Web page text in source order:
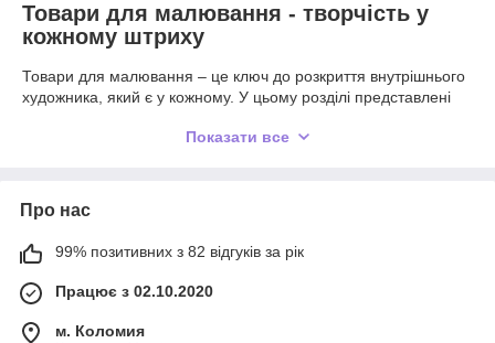
Товари для малювання - творчість у
кожному штриху
Товари для малювання – це ключ до розкриття внутрішнього
художника, який є у кожному. У цьому розділі представлені
чи досвідчений майстер. Тут ви знайдете все, що потрібно
картини, даруючи радість процесу та можливість прикрасити
простір своїми роботами.
Акрилові фарби
Це основа для яскравих та довговічних малюнків. На сайті
зручні тюбики, які легко змішувати для створення унікальних
Показати все
Про нас
99% позитивних з 82 відгуків за рік
Працює з 02.10.2020
м. Коломия